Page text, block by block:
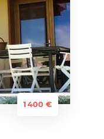
1 400 €